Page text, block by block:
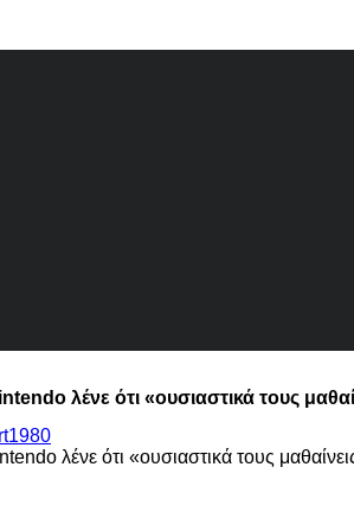
λένε ότι «ουσιαστικά τους